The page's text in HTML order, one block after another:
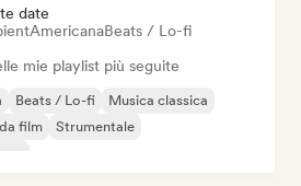
date
AmericanaBeats / Lo-fi
mie playlist più seguite
Beats / Lo-fi
Musica classica
film
Strumentale